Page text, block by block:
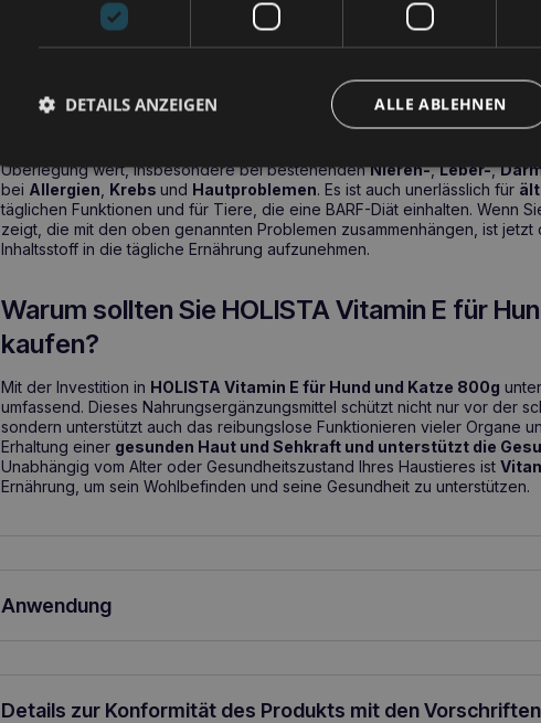
Unterstützung der visuellen und allgemeinen Gesundheit
Ab wann sollten Sie HOLISTA Vitamin E für
verwenden?
Überlegung wert, insbesondere bei bestehendenNieren-,Leber-,
bei Allergien Krebs und Hautproblemen. Es ist auch unerlässlich für
täglichen Funktionen und für Tiere, die eine BARF-Diät einhalten. Wenn
zeigt, die mit den oben genannten Problemen zusammenhängen, ist
Inhaltsstoff in die tägliche Ernährung aufzunehmen.
Warum sollten Sie HOLISTA Vitamin E für
kaufen?
Mit der Investition in HOLISTA Vitamin E für Hund und Katze 800g
umfassend. Dieses Nahrungsergänzungsmittel schützt nicht nur vor der
sondern unterstützt auch das reibungslose Funktionieren vieler Organe
Erhaltung einer gesunden Haut und Sehkraft und unterstützt die
Unabhängig vom Alter oder Gesundheitszustand Ihres Haustieres ist
Ernährung, um sein Wohlbefinden und seine Gesundheit zu unterstützen.
Anwendung
Details zur Konformität des Produkts mit den
ALLE ABLEHNEN
DETAILS ANZEIGEN